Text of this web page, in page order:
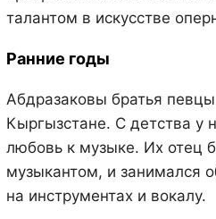
талантом в искусстве
Ранние годы
Абдразаковы братья
Кыргызстане. С детства у
любовь к музыке. Их отец
музыкантом, и занимался
на инструментах и вокалу.